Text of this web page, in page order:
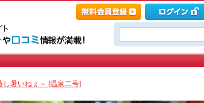
し暑いねぇ～ [温泉二号]